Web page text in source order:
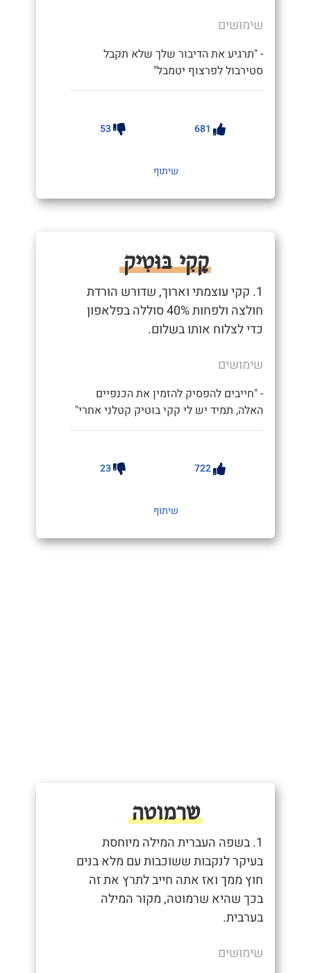
שימושים
- "תרגיע את הדיבור שלך שלא תקבל
סטירבול לפרצוף יטמבל"
681
53
שיתוף
קָקִי בּוּטִיק
1. קקי עוצמתי וארוך, שדורש הורדת
חולצה ולפחות 40% סוללה בפלאפון
כדי לצלוח אותו בשלום.
שימושים
- "חייבים להפסיק להזמין את הכנפיים
האלה, תמיד יש לי קקי בוטיק קטלני אחרי"
722
23
שיתוף
שרמוטה
1. בשפה העברית המילה מיוחסת
בעיקר לנקבות ששוכבות עם מלא בנים
חוץ ממך ואז אתה חייב לתרץ את זה
בכך שהיא שרמוטה, מקור המילה
בערבית.
שימושים